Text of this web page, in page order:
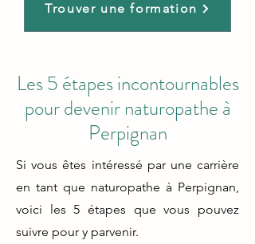
Trouver une formation
Les 5 étapes incontournables
pour devenir naturopathe à
Perpignan
Si vous êtes intéressé par une carrière
en tant que naturopathe à Perpignan,
voici les 5 étapes que vous pouvez
suivre pour y parvenir.